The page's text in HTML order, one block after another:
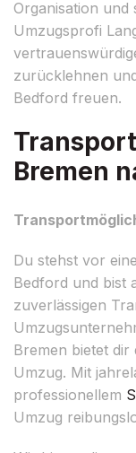
Organisation und
Umzugsprofi
zurücklehnen
Bedford freuen.
Bremen
Du stehst vor
Bedford und bist
zuverlässigen
Bremen bietet
Umzug. Mit
professionellem
Umzug